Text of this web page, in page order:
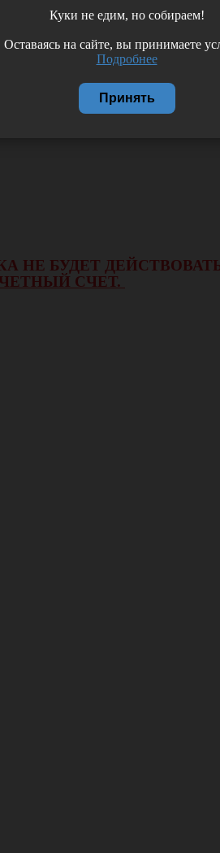
НЕ БУДЕТ
СЧЕТ.
Куки не едим, но собираем!
Оставаясь на сайте, вы принимаете
Подробнее
Принять